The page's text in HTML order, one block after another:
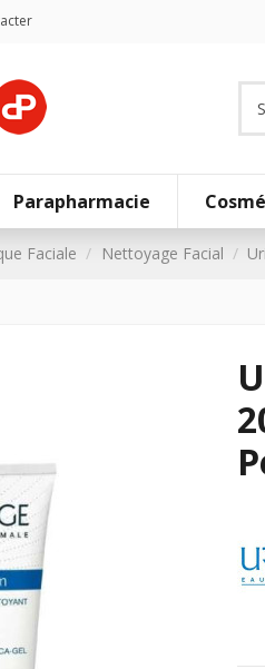
Parapharmacie
Faciale Nettoyage Facial